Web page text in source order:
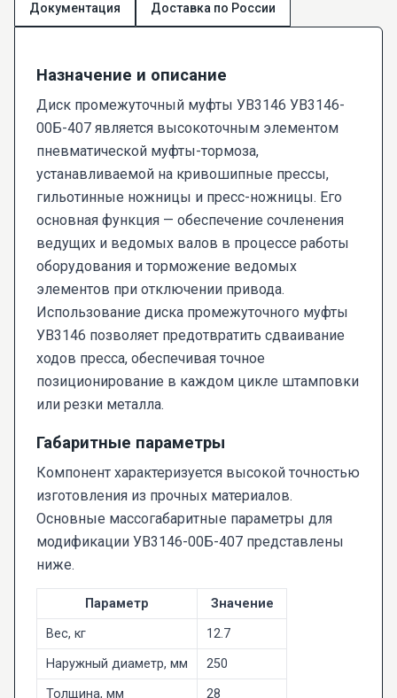
Документация Доставка по России
Назначение и описание
Диск промежуточный муфты УВ3146 УВ3146-
00Б-407 является высокоточным элементом
пневматической муфты-тормоза,
устанавливаемой на кривошипные прессы,
гильотинные ножницы и пресс-ножницы. Его
основная функция — обеспечение сочленения
ведущих и ведомых валов в процессе работы
оборудования и торможение ведомых
элементов при отключении привода.
Использование диска промежуточного муфты
УВ3146 позволяет предотвратить сдваивание
ходов пресса, обеспечивая точное
позиционирование в каждом цикле штамповки
или резки металла.
Габаритные параметры
Компонент характеризуется высокой точностью
изготовления из прочных материалов.
Основные массогабаритные параметры для
модификации УВ3146-00Б-407 представлены
ниже.
Параметр
Значение
Вес, кг
12.7
Наружный диаметр, мм
250
Толщина, мм
28